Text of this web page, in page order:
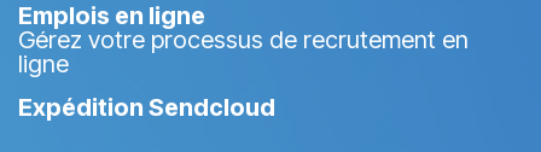
Emplois en ligne
Gérez votre processus de recrutement en
ligne
Expédition Sendcloud